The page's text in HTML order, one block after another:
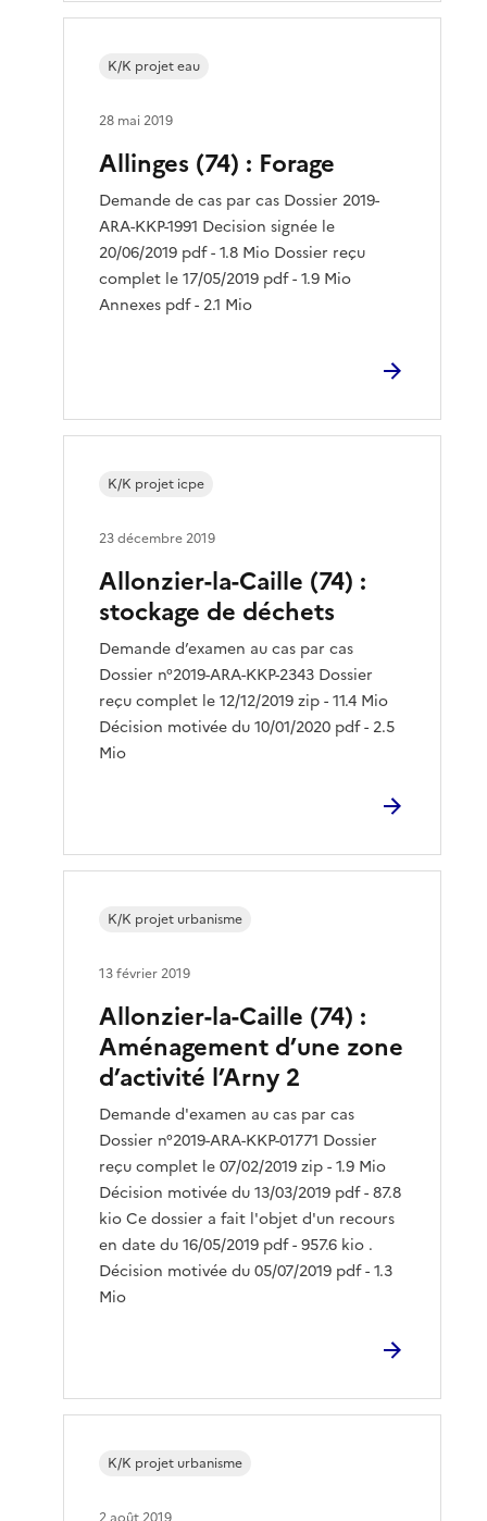
Allinges (74) : Forage
Demande de cas par cas Dossier 2019-
ARA-KKP-1991 Decision signée le
20/06/2019 pdf - 1.8 Mio Dossier reçu
complet le 17/05/2019 pdf - 1.9 Mio
Annexes pdf - 2.1 Mio
K/K projet eau
28 mai 2019
Allonzier-la-Caille (74) :
stockage de déchets
Demande d’examen au cas par cas
Dossier n°2019-ARA-KKP-2343 Dossier
reçu complet le 12/12/2019 zip - 11.4 Mio
Décision motivée du 10/01/2020 pdf - 2.5
Mio
K/K projet icpe
23 décembre 2019
Allonzier-la-Caille (74) :
Aménagement d’une zone
d’activité l’Arny 2
Demande d'examen au cas par cas
Dossier n°2019-ARA-KKP-01771 Dossier
reçu complet le 07/02/2019 zip - 1.9 Mio
Décision motivée du 13/03/2019 pdf - 87.8
kio Ce dossier a fait l'objet d'un recours
en date du 16/05/2019 pdf - 957.6 kio .
Décision motivée du 05/07/2019 pdf - 1.3
Mio
K/K projet urbanisme
13 février 2019
K/K projet urbanisme